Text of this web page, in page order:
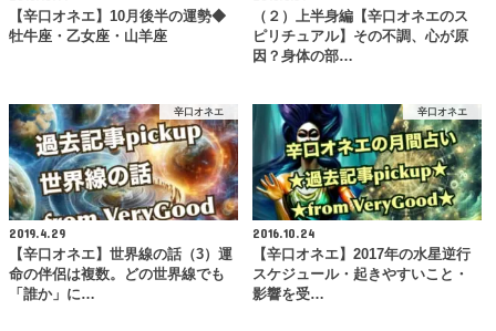
【辛口オネエ】10月後半の運勢◆
牡牛座・乙女座・山羊座
（２）上半身編【辛口オネエのス
ピリチュアル】その不調、心が原
因？身体の部…
辛口オネエ
2019.4.29
【辛口オネエ】世界線の話（3）運
命の伴侶は複数。どの世界線でも
「誰か」に…
辛口オネエ
2016.10.24
【辛口オネエ】2017年の水星逆行
スケジュール・起きやすいこと・
影響を受…